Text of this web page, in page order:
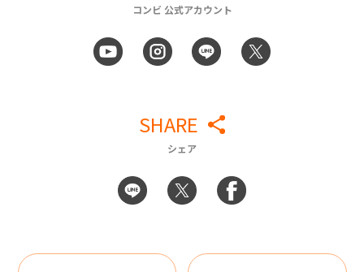
コンビ 公式アカウント
SHARE
シェア